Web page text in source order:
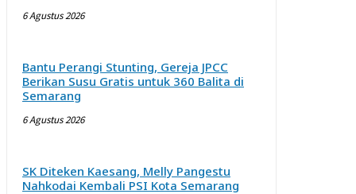
6 Agustus 2026
Bantu Perangi Stunting, Gereja JPCC
Berikan Susu Gratis untuk 360 Balita di
Semarang
6 Agustus 2026
SK Diteken Kaesang, Melly Pangestu
Nahkodai Kembali PSI Kota Semarang